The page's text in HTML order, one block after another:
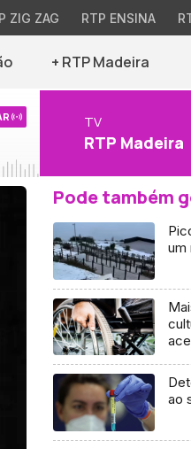
ZIG ZAG RTP ENSINA
+ RTP Madeira
TV
RTP Madeira
Pode também
um
ao